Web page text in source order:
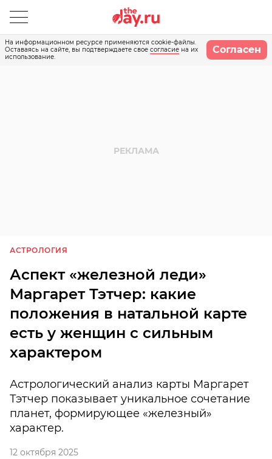
На информационном ресурсе применяются cookie-файлы.
Оставаясь на сайте, вы подтверждаете свое согласие на их
использование.
Согласен
АСТРОЛОГИЯ
Аспект «железной леди»
Маргарет Тэтчер: какие
положения в натальной карте
есть у женщин с сильным
характером
Астрологический анализ карты Маргарет
Тэтчер показывает уникальное сочетание
планет, формирующее «железный»
характер.
12 октября 2025